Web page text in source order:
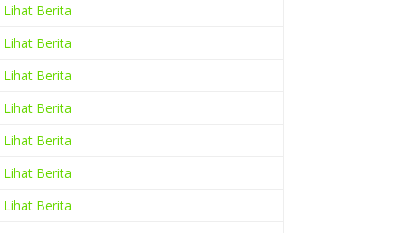
Lihat Berita
Lihat Berita
Lihat Berita
Lihat Berita
Lihat Berita
Lihat Berita
Lihat Berita